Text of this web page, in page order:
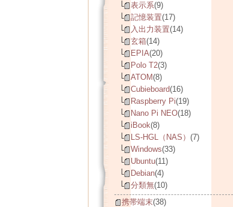
表示系(9)
記憶装置(17)
入出力装置(14)
玄箱(14)
EPIA(20)
Polo T2(3)
ATOM(8)
Cubieboard(16)
Raspberry Pi(19)
Nano Pi NEO(18)
iBook(8)
LS-HGL（NAS） (7)
Windows(33)
Ubuntu(11)
Debian(4)
分類無(10)
携帯端末(38)